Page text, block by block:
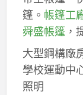
篷。 帳篷工
舜盛帳篷，
大型鋼構廠
學校運動中
照明